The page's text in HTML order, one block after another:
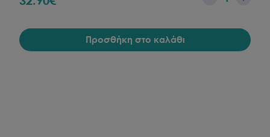
Προσθήκη στο καλάθι